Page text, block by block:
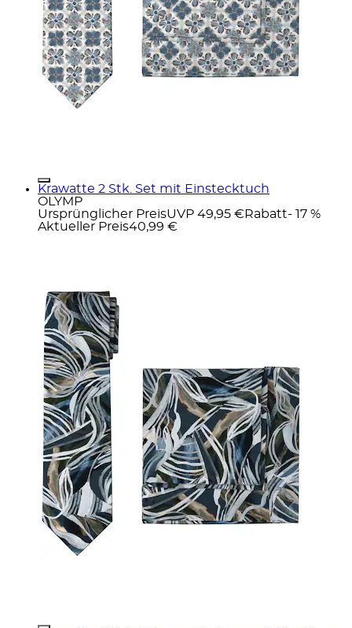
Krawatte 2 Stk. Set mit Einstecktuch
OLYMP
Ursprünglicher PreisUVP 49,95 € Rabatt- 17 %
Aktueller Preis40,99 €